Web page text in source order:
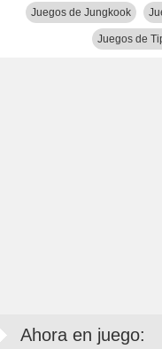
Juegos de Jungkook
Juegos de
Ahora en juego: